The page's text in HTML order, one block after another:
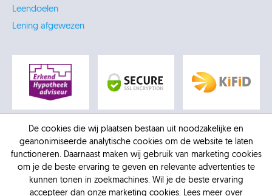
Leendoelen
Lening afgewezen
De cookies die wij plaatsen bestaan uit noodzakelijke en
geanonimiseerde analytische cookies om de website te laten
functioneren. Daarnaast maken wij gebruik van marketing cookies
om je de beste ervaring te geven en relevante advertenties te
kunnen tonen in zoekmachines. Wil je de beste ervaring
accepteer dan onze marketing cookies. Lees meer over